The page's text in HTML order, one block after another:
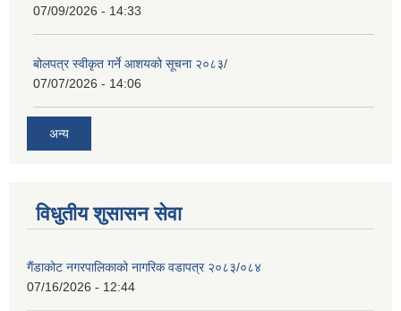
07/09/2026 - 14:33
बोलपत्र स्वीकृत गर्ने आशयको सूचना २०८३/
07/07/2026 - 14:06
अन्य
विधुतीय शुसासन सेवा
गैंडाकोट नगरपालिकाको नागरिक वडापत्र २०८३/०८४
07/16/2026 - 12:44